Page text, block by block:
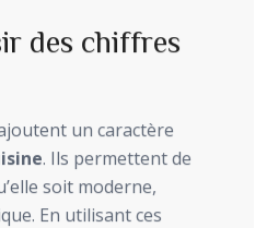
des chiffres
un caractère
. Ils permettent de
soit moderne,
En utilisant ces